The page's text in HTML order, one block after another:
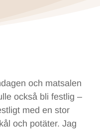
och matsalen
också bli festlig –
med en stor
och potäter. Jag